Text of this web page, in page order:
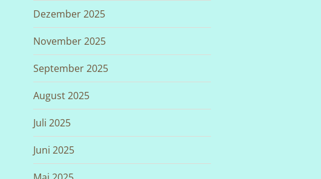
Dezember 2025
November 2025
September 2025
August 2025
Juli 2025
Juni 2025